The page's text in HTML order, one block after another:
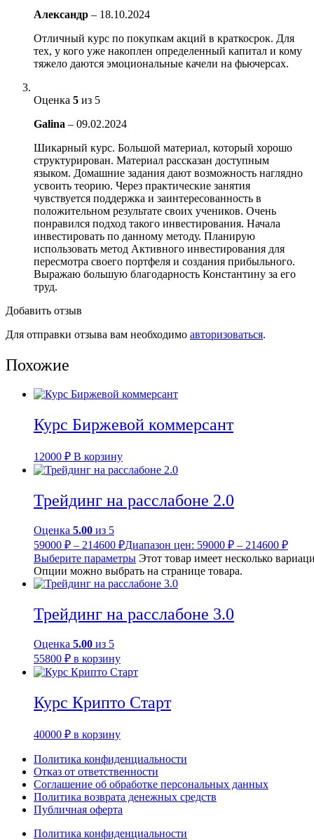
Александр – 18.10.2024
Отличный курс по покупкам акций в краткосрок. Для
тех, у кого уже накоплен определенный капитал и кому
тяжело даются эмоциональные качели на фьючерсах.
Оценка 5 из 5
Galina – 09.02.2024
Шикарный курс. Большой материал, который хорошо
структурирован. Материал рассказан доступным
языком. Домашние задания дают возможность наглядно
усвоить теорию. Через практические занятия
чувствуется поддержка и заинтересованность в
положительном результате своих учеников. Очень
понравился подход такого инвестирования. Начала
инвестировать по данному методу. Планирую
использовать метод Активного инвестирования для
пересмотра своего портфеля и создания прибыльного.
Выражаю большую благодарность Константину за его
труд.
Добавить отзыв
Для отправки отзыва вам необходимо авторизоваться.
Похожие
Курс Биржевой коммерсант
12000 ₽ В корзину
Трейдинг на расслабоне 2.0
Оценка 5.00 из 5
59000 ₽ – 214600 ₽Диапазон цен: 59000 ₽ – 214600 ₽
Выберите параметры Этот товар имеет несколько
Опции можно выбрать на странице товара.
Трейдинг на расслабоне 3.0
Оценка 5.00 из 5
55800 ₽ в корзину
Курс Крипто Старт
40000 ₽ в корзину
Политика конфиденциальности
Отказ от ответственности
Соглашение об обработке персональных данных
Политика возврата денежных средств
Публичная оферта
Политика конфиденциальности